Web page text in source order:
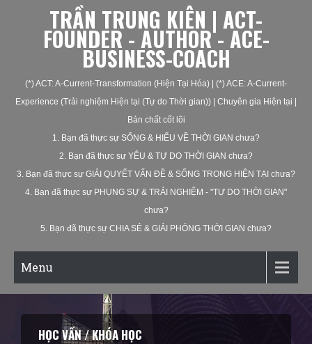
TRẦN TRUNG KIÊN | ACT-
FOUNDER - AUTHOR - ACE-
BUSINESS-COACH
(*) ACT: A-Current-Transformation (Hiện Tại Hóa) | (*) ACE: A-Current-
Experience (Trải nghiệm Hiện tại (Tự do Thời gian)) | Chuyên gia Hiện tại |
Bản chất cốt lõi
1. Bạn đã thực sự SỐNG & HIỂU VỀ THỜI GIAN chưa?
2. Bạn đã thực sự YÊU & TỰ DO THỜI GIAN chưa?
3. Bạn đã thực sự GIẢI QUYẾT VẤN ĐỀ & SỐNG TRONG HIỆN TẠI chưa?
4. Bạn đã thực sự PHỤNG SỰ & TRẢI NGHIỆM - "TỰ DO THỜI GIAN"
chưa?
5. Bạn đã thực sự CHIA SẺ & GIẢI PHÓNG THỜI GIAN chưa?
Menu
KHAI VẤN / HUẤN LUYỆN CÁ NHÂN